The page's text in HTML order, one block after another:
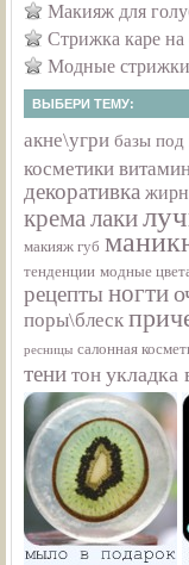
Макияж для
Стрижка каре на
Модные стрижки
ВЫБЕРИ ТЕМУ:
акне\угри базы
косметики
декоративка
крема лаки
макияж губ
тенденции модные
рецепты ногти
поры\блеск
ресницы салонная
тени тон укладка